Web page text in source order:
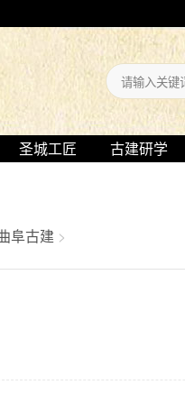
圣城工匠 古建研学
阜古建 >